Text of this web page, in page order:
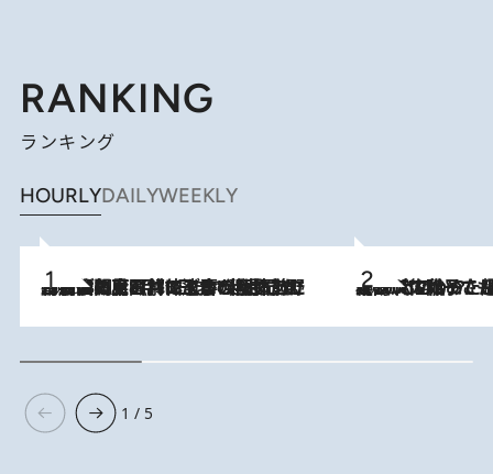
RANKING
ランキング
HOURLYDAILYWEEKLY
2026.8.8
「最後に見られてよかった」上野動物園の東園パンダ舎が解体前に特別公開。8月16日まで延長されたパネル展と共に辿る“半世紀”のパンダ飼育《解体工事の図面あり》 2026.8.5
【阿川佐和子さんの年とる力】なぜ70代で始めた趣味は“こんなに楽しい”のか？ ピアノ、俳句…スランプに陥っても続けられる“ある秘訣”とは
1 / 5